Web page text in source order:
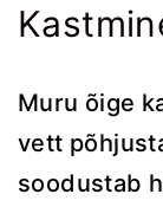
Muru õige
vett
soodustab